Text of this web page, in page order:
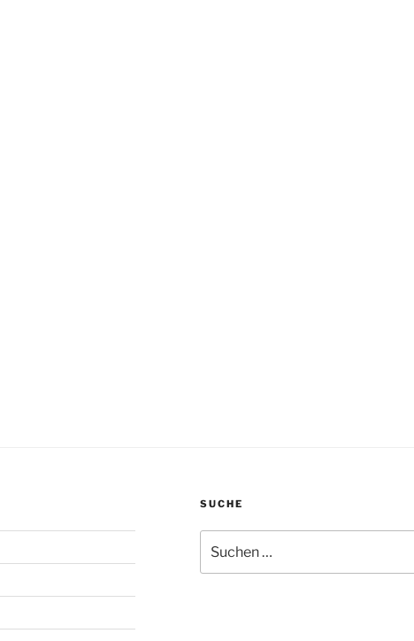
SUCHE
nach: